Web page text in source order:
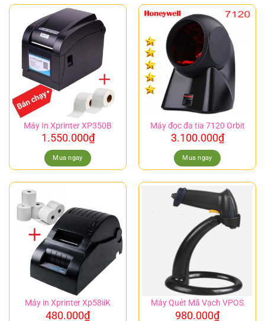
Máy In Xprinter XP350B
1.550.000₫
Mua ngay
Máy đọc đa tia 7120 Orbit
3.100.000₫
Mua ngay
Máy in Xprinter Xp58iiK
480.000₫
Máy Quét Mã Vạch VPOS
980.000₫